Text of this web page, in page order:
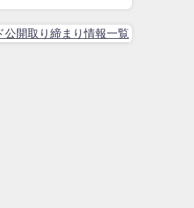
公開取り締まり情報一覧